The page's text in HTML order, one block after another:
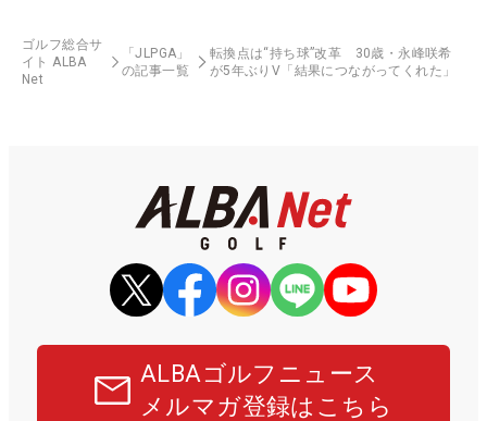
ゴルフ総合サ
イト ALBA
Net
「JLPGA」
の記事一覧
転換点は“持ち球”改革 30歳・永峰咲希
が5年ぶりV「結果につながってくれた」
ALBAゴルフニュース
メルマガ登録はこちら